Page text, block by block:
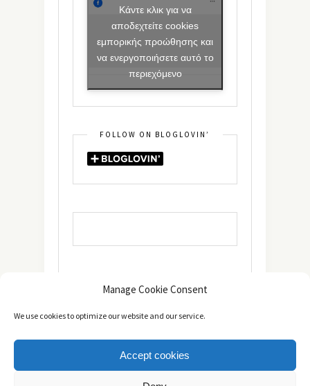
Manage Cookie Consent
We use cookies to optimize our website and our service.
Accept cookies
Κάντε κλικ για να
αποδεχτείτε cookies
εμπορικής προώθησης και
να ενεργοποιήσετε αυτό το
περιεχόμενο
FOLLOW ON BLOGLOVIN’
Copyright © 2014 - 2025 -The healthy Cook. All Rights